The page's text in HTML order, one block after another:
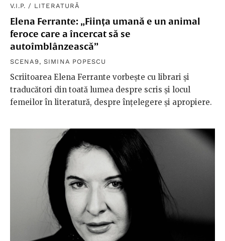
V.I.P. / LITERATURĂ
Elena Ferrante: „Ființa umană e un animal
feroce care a încercat să se
autoîmblânzească”
SCENA9,SIMINA POPESCU
Scriitoarea Elena Ferrante vorbește cu librari și
traducători din toată lumea despre scris și locul
femeilor în literatură, despre înțelegere și apropiere.